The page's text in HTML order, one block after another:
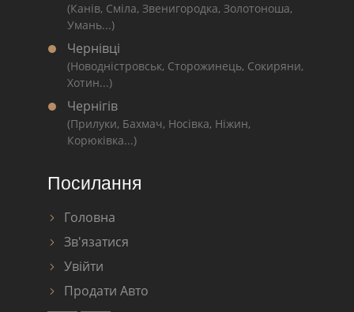
(Канів, Сміла, Звенигородка, Золотоноша,
Умань...)
Чернівці
(Новодністровськ, Сторожинець, Сокиряни,
Хотин...)
Чернігів
(Прилуки, Бахмач, Носівка, Ніжин,
Корюківка...)
Посилання
Головна
Зв'язатися
Увійти
Продати Авто